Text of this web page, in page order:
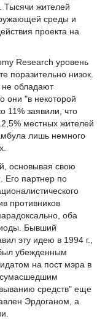
Тысячи жителей
среды и
проекта на
Research уровень
поразительно низок.
не обладают
они "в некоторой
11% заявили, что
местных жителей
лишь немного
основывая свою
Его партнер по
противников
оба
Бывший
эту идею в 1994 г.,
убежденным
на пост мэра в
средств" еще
Эрдоганом, а